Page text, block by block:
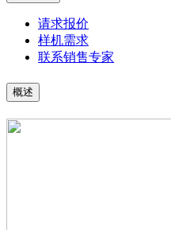
请求报价
样机需求
联系销售专家
概述